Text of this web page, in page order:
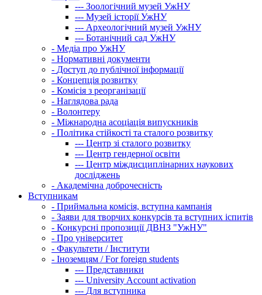
--- Зоологічний музей УжНУ
--- Музей історії УжНУ
--- Археологічний музей УжНУ
--- Ботанічний сад УжНУ
- Медіа про УжНУ
- Нормативні документи
- Доступ до публічної інформації
- Концепція розвитку
- Комісія з реорганізації
- Наглядова рада
- Волонтеру
- Міжнародна асоціація випускників
- Політика стійкості та сталого розвитку
--- Центр зі сталого розвитку
--- Центр гендерної освіти
--- Центр міждисциплінарних наукових
досліджень
- Академічна доброчесність
Вступникам
- Приймальна комісія, вступна кампанія
- Заяви для творчих конкурсів та вступних іспитів
- Конкурсні пропозиції ДВНЗ "УжНУ"
- Про університет
- Факультети / Інститути
- Іноземцям / For foreign students
--- Представники
--- University Account activation
--- Для вступника